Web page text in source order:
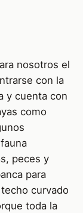
nosotros el
con la
y cuenta con
como
peces y
para
curvado
toda la